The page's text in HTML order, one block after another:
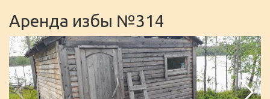
Аренда избы №314